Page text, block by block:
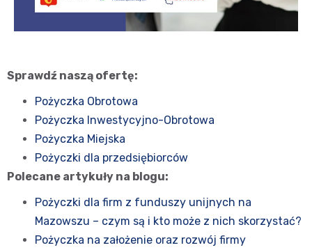
Sprawdź naszą ofertę:
Pożyczka Obrotowa
Pożyczka Inwestycyjno-Obrotowa
Pożyczka Miejska
Pożyczki dla przedsiębiorców
Polecane artykuły na blogu:
Pożyczki dla firm z funduszy unijnych na
Mazowszu – czym są i kto może z nich skorzystać?
Pożyczka na założenie oraz rozwój firmy